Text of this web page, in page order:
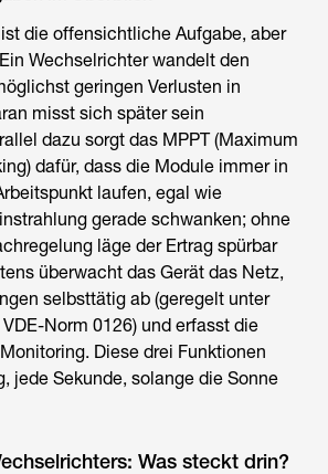
die offensichtliche Aufgabe, aber
Wechselrichter wandelt den
geringen Verlusten in
misst sich später sein
dazu sorgt das MPPT (Maximum
dafür, dass die Module immer in
laufen, egal wie
gerade schwanken; ohne
läge der Ertrag spürbar
überwacht das Gerät das Netz,
selbsttätig ab (geregelt unter
Norm 0126) und erfasst die
Diese drei Funktionen
jede Sekunde, solange die Sonne
Was steckt drin?